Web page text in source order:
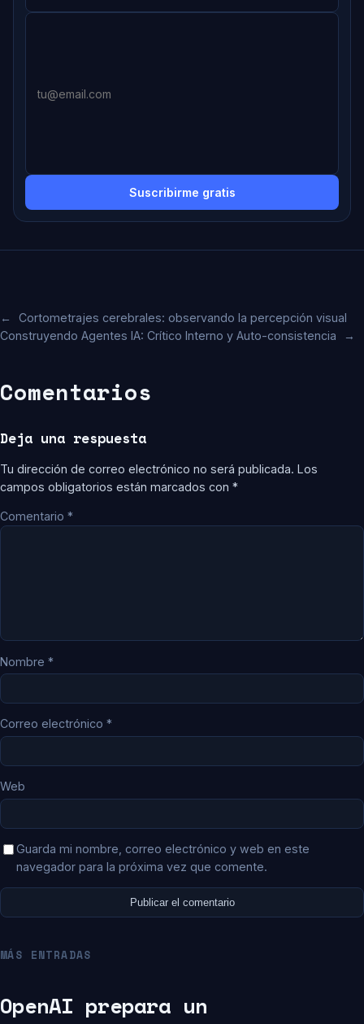
Suscribirme gratis
←
Cortometrajes cerebrales: observando la percepción visual
Construyendo Agentes IA: Crítico Interno y Auto-consistencia
→
Comentarios
Deja una respuesta
Tu dirección de correo electrónico no será publicada. Los
campos obligatorios están marcados con *
Comentario *
Nombre *
Correo electrónico *
Web
Guarda mi nombre, correo electrónico y web en este
navegador para la próxima vez que comente.
MÁS ENTRADAS
OpenAI prepara un